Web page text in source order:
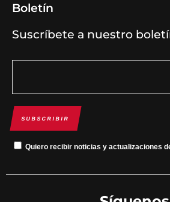
Boletín
Suscríbete a nuestro
SUBSCRIBIR
Quiero recibir noticias y actualizaciones